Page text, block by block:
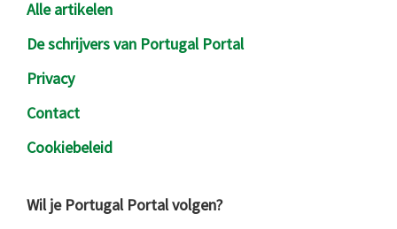
Alle artikelen
De schrijvers van Portugal Portal
Privacy
Contact
Cookiebeleid
Wil je Portugal Portal volgen?